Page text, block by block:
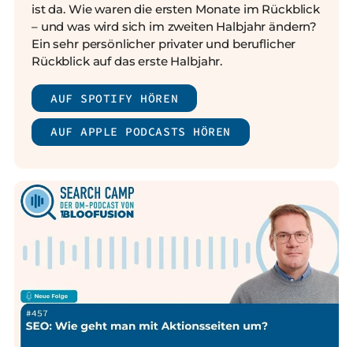
ist da. Wie waren die ersten Monate im Rückblick
– und was wird sich im zweiten Halbjahr ändern?
Ein sehr persönlicher privater und beruflicher
Rückblick auf das erste Halbjahr.
AUF SPOTIFY HÖREN
AUF APPLE PODCASTS HÖREN